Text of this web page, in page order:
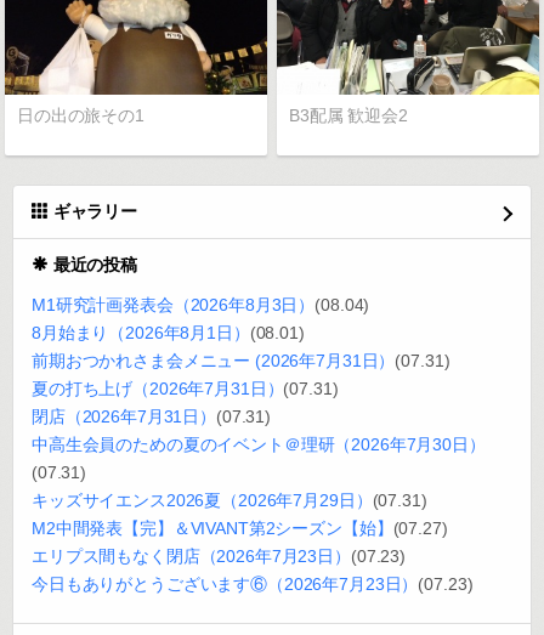
日の出の旅その1 B3配属 歓迎会2
ギャラリー
最近の投稿
M1研究計画発表会（2026年8月3日） (08.04)
8月始まり（2026年8月1日） (08.01)
前期おつかれさま会メニュー (2026年7月31日） (07.31)
夏の打ち上げ（2026年7月31日） (07.31)
閉店（2026年7月31日） (07.31)
中高生会員のための夏のイベント＠理研（2026年7月30日）
(07.31)
キッズサイエンス2026夏（2026年7月29日） (07.31)
M2中間発表【完】＆VIVANT第2シーズン【始】 (07.27)
エリプス間もなく閉店（2026年7月23日） (07.23)
今日もありがとうございます⑥（2026年7月23日） (07.23)